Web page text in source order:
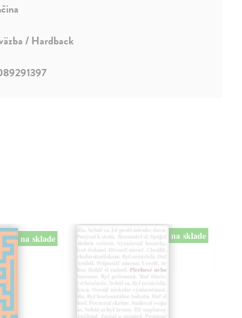
/ Hardback
na sklade na sklade